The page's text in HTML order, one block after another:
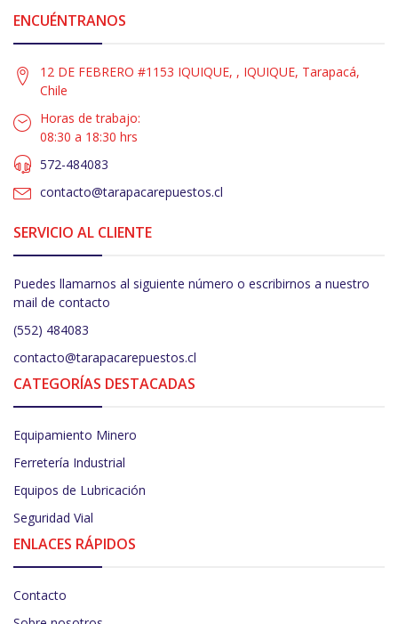
ENCUÉNTRANOS
12 DE FEBRERO #1153 IQUIQUE, , IQUIQUE, Tarapacá,
Chile
Horas de trabajo:
08:30 a 18:30 hrs
572-484083
contacto@tarapacarepuestos.cl
SERVICIO AL CLIENTE
Puedes llamarnos al siguiente número o escribirnos a nuestro
mail de contacto
(552) 484083
contacto@tarapacarepuestos.cl
CATEGORÍAS DESTACADAS
Equipamiento Minero
Ferretería Industrial
Equipos de Lubricación
Seguridad Vial
ENLACES RÁPIDOS
Contacto